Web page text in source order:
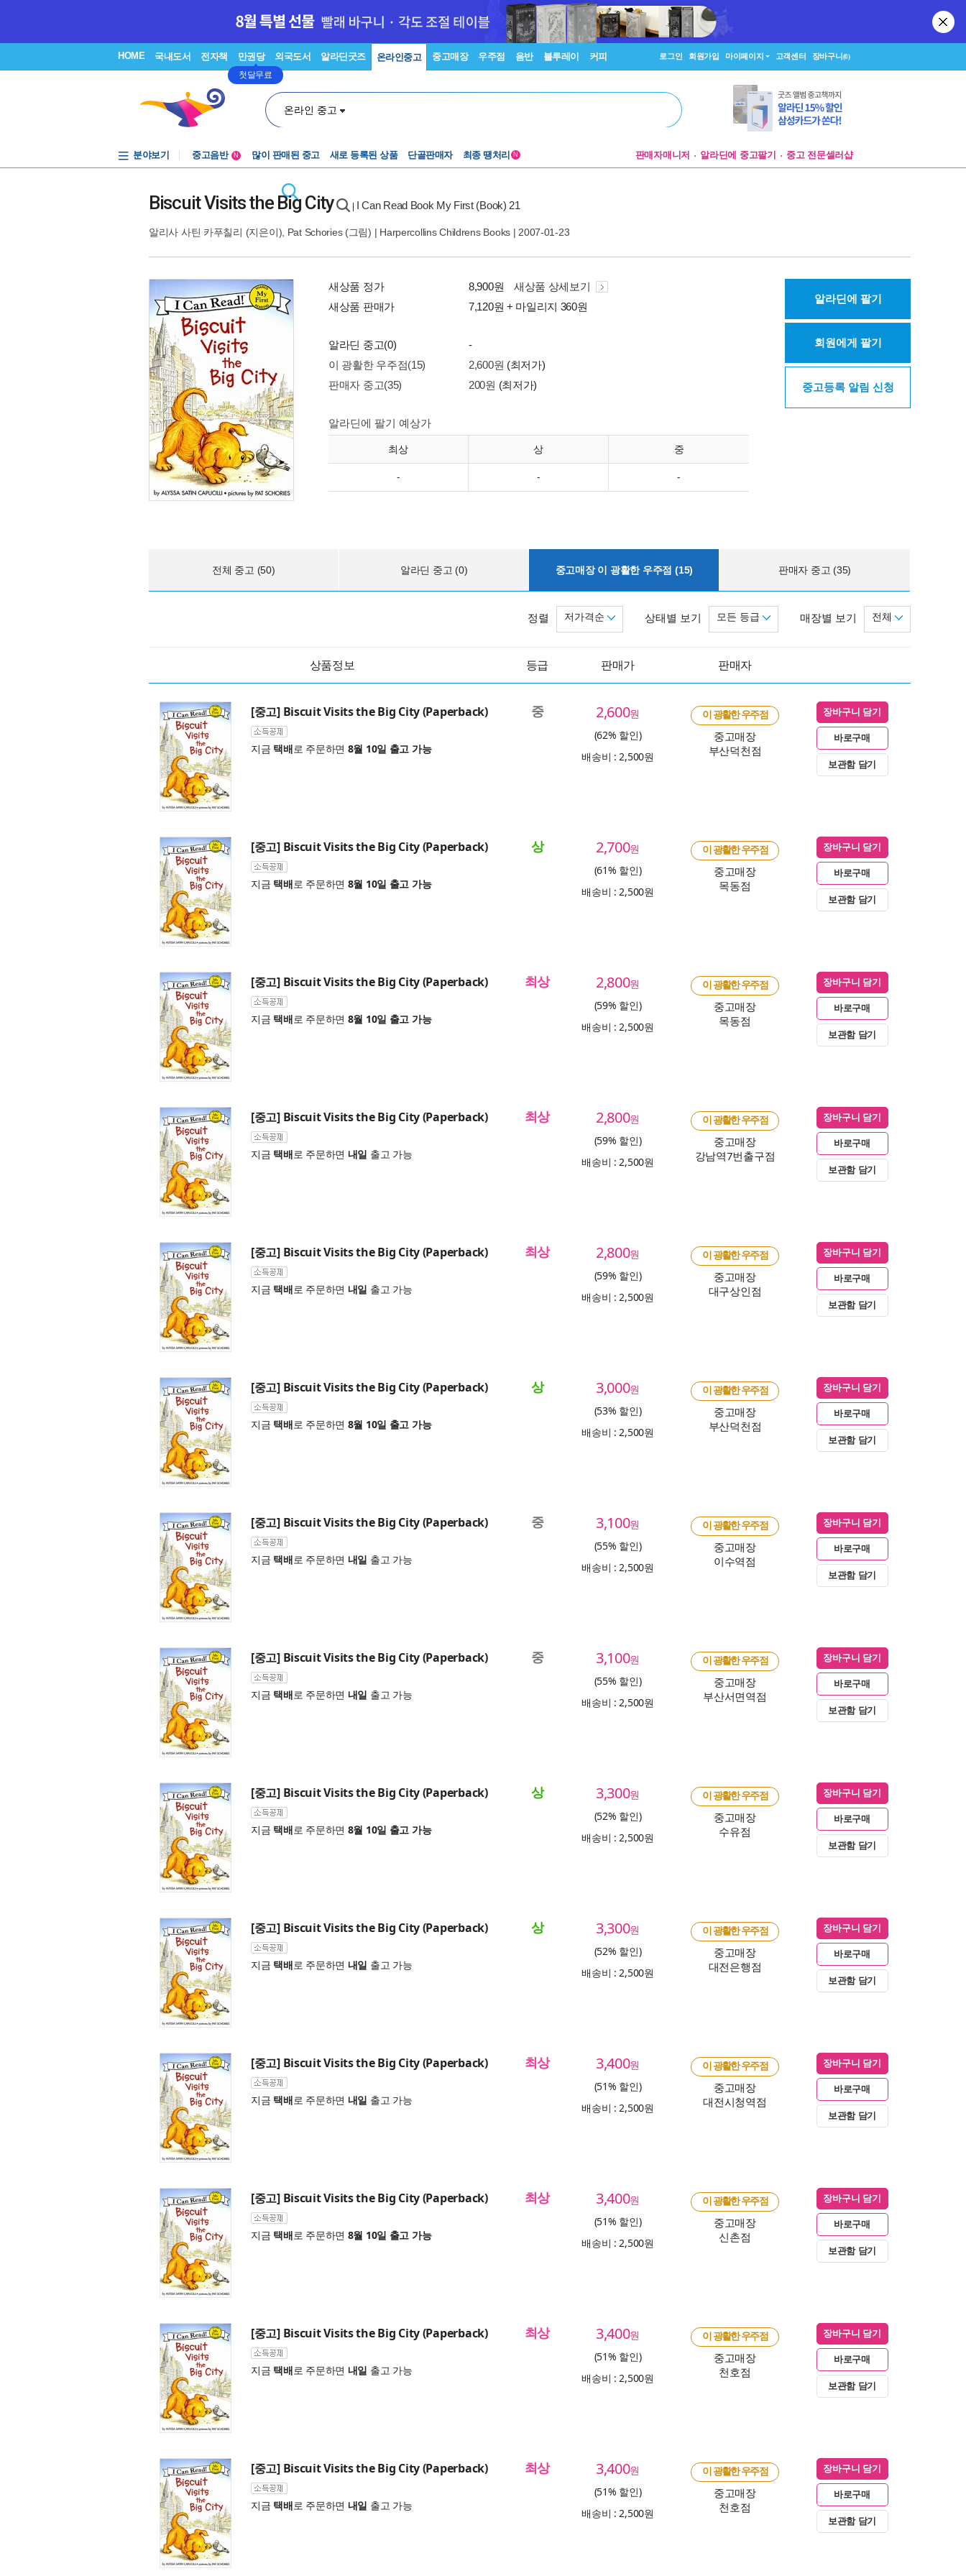
HOME 국내도서 전자책 만권당
첫달무료
외국도서 알라딘굿즈 온라인중고 중고매장 우주점 음반 블루레이 커피 로그인 회원가입 마이페이지 고객센터 장바구니(0)
온라인 중고
분야보기
중고음반
N 많이 판매된 중고 새로 등록된 상품 단골판매자 최종 땡처리 N 판매자매니저 알라딘에 중고팔기 중고 전문셀러샵
Biscuit Visits the Big City I Can Read Book My First (Book) 21
알리사 사틴 카푸칠리 (지은이), Pat Schories(그림) | Harpercollins Childrens Books| 2007-01-23
새상품 정가 8,900원
새상품 상세보기
새상품 판매가
7,120원 + 마일리지 360원
알라딘 중고(0)
-
이 광활한 우주점(15)
2,600원 (최저가)
판매자 중고(35)
200원 (최저가)
알라딘에 팔기 예상가
최상 상 중
- - -
알라딘에 팔기
회원에게 팔기
중고등록 알림 신청
전체 중고 (50) 알라딘 중고 (0) 중고매장 이 광활한 우주점 (15) 판매자 중고 (35)
매장별 보기 전체
상태별 보기 모든 등급
정렬 저가격순
상품정보 등급 판매가 판매자
[중고] Biscuit Visits the Big City (Paperback)
지금 택배로 주문하면 8월 10일 출고 가능
중 2,600원
(62% 할인)
배송비 : 2,500원
이 광활한 우주점
중고매장
부산덕천점
장바구니 담기
바로구매
보관함 담기
[중고] Biscuit Visits the Big City (Paperback)
지금 택배로 주문하면 8월 10일 출고 가능
상 2,700원
(61% 할인)
배송비 : 2,500원
이 광활한 우주점
중고매장
목동점
장바구니 담기
바로구매
보관함 담기
[중고] Biscuit Visits the Big City (Paperback)
지금 택배로 주문하면 8월 10일 출고 가능
최상 2,800원
(59% 할인)
배송비 : 2,500원
이 광활한 우주점
중고매장
목동점
장바구니 담기
바로구매
보관함 담기
[중고] Biscuit Visits the Big City (Paperback)
지금 택배로 주문하면 내일 출고 가능
최상 2,800원
(59% 할인)
배송비 : 2,500원
이 광활한 우주점
중고매장
강남역7번출구점
장바구니 담기
바로구매
보관함 담기
[중고] Biscuit Visits the Big City (Paperback)
지금 택배로 주문하면 내일 출고 가능
최상 2,800원
(59% 할인)
배송비 : 2,500원
이 광활한 우주점
중고매장
대구상인점
장바구니 담기
바로구매
보관함 담기
[중고] Biscuit Visits the Big City (Paperback)
지금 택배로 주문하면 8월 10일 출고 가능
상 3,000원
(53% 할인)
배송비 : 2,500원
이 광활한 우주점
중고매장
부산덕천점
장바구니 담기
바로구매
보관함 담기
[중고] Biscuit Visits the Big City (Paperback)
지금 택배로 주문하면 내일 출고 가능
중 3,100원
(55% 할인)
배송비 : 2,500원
이 광활한 우주점
중고매장
이수역점
장바구니 담기
바로구매
보관함 담기
[중고] Biscuit Visits the Big City (Paperback)
지금 택배로 주문하면 내일 출고 가능
중 3,100원
(55% 할인)
배송비 : 2,500원
이 광활한 우주점
중고매장
부산서면역점
장바구니 담기
바로구매
보관함 담기
[중고] Biscuit Visits the Big City (Paperback)
지금 택배로 주문하면 8월 10일 출고 가능
상 3,300원
(52% 할인)
배송비 : 2,500원
이 광활한 우주점
중고매장
수유점
장바구니 담기
바로구매
보관함 담기
[중고] Biscuit Visits the Big City (Paperback)
지금 택배로 주문하면 내일 출고 가능
상 3,300원
(52% 할인)
배송비 : 2,500원
이 광활한 우주점
중고매장
대전은행점
장바구니 담기
바로구매
보관함 담기
[중고] Biscuit Visits the Big City (Paperback)
지금 택배로 주문하면 내일 출고 가능
최상 3,400원
(51% 할인)
배송비 : 2,500원
이 광활한 우주점
중고매장
대전시청역점
장바구니 담기
바로구매
보관함 담기
[중고] Biscuit Visits the Big City (Paperback)
지금 택배로 주문하면 8월 10일 출고 가능
최상 3,400원
(51% 할인)
배송비 : 2,500원
이 광활한 우주점
중고매장
신촌점
장바구니 담기
바로구매
보관함 담기
[중고] Biscuit Visits the Big City (Paperback)
지금 택배로 주문하면 내일 출고 가능
최상 3,400원
(51% 할인)
배송비 : 2,500원
이 광활한 우주점
중고매장
천호점
장바구니 담기
바로구매
보관함 담기
[중고] Biscuit Visits the Big City (Paperback)
지금 택배로 주문하면 내일 출고 가능
최상 3,400원
(51% 할인)
배송비 : 2,500원
이 광활한 우주점
중고매장
천호점
장바구니 담기
바로구매
보관함 담기